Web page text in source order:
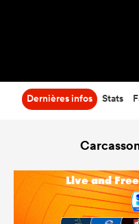
Dernières infos Stats